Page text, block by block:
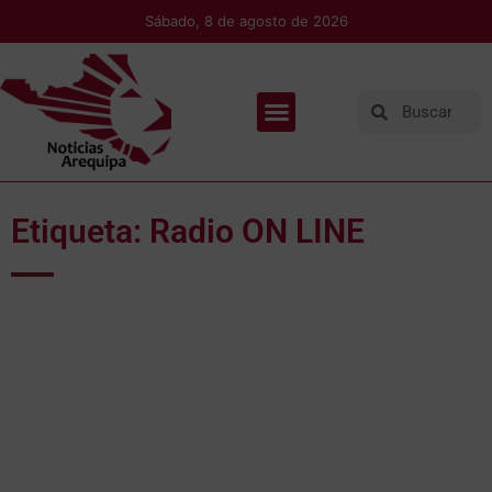
Sábado, 8 de agosto de 2026
Etiqueta: Radio ON LINE